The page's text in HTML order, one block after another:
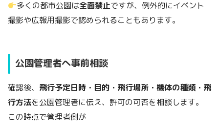
多くの都市公園は全面禁止ですが、例外的にイベント
撮影や広報用撮影で認められることもあります。
公園管理者へ事前相談
確認後、 飛行予定日時・目的・飛行場所・機体の種類・飛
行方法を公園管理者に伝え、許可の可否を相談します。
この時点で管理者側が